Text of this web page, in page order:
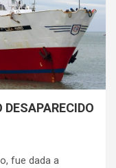
fue dada a